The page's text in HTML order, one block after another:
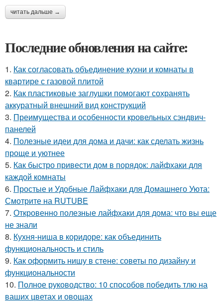
читать дальше →
Последние обновления на сайте:
1. Как согласовать объединение кухни и комнаты в
квартире с газовой плитой
2. Как пластиковые заглушки помогают сохранять
аккуратный внешний вид конструкций
3. Преимущества и особенности кровельных сэндвич-
панелей
4. Полезные идеи для дома и дачи: как сделать жизнь
проще и уютнее
5. Как быстро привести дом в порядок: лайфхаки для
каждой комнаты
6. Простые и Удобные Лайфхаки для Домашнего Уюта:
Смотрите на RUTUBE
7. Откровенно полезные лайфхаки для дома: что вы еще
не знали
8. Кухня-ниша в коридоре: как объединить
функциональность и стиль
9. Как оформить нишу в стене: советы по дизайну и
функциональности
10. Полное руководство: 10 способов победить тлю на
ваших цветах и овощах